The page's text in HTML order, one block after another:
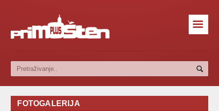
☰
FOTOGALERIJA